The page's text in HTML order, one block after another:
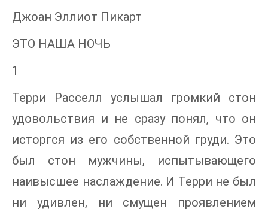
Джоан Эллиот Пикарт
ЭТО НАША НОЧЬ
1
Терри Расселл услышал громкий стон
удовольствия и не сразу понял, что он
исторгся из его собственной груди. Это
был стон мужчины, испытывающего
наивысшее наслаждение. И Терри не был
ни удивлен, ни смущен проявлением